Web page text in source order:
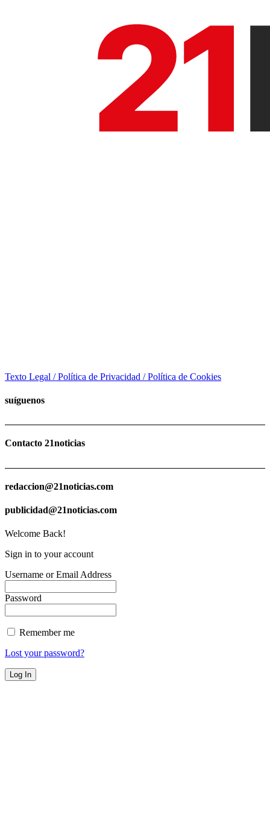
Texto Legal / Política de Privacidad / Política de Cookies
suíguenos
Contacto 21noticias
redaccion@21noticias.com
publicidad@21noticias.com
Welcome Back!
Sign in to your account
Username or Email Address
Password
Remember me
Lost your password?